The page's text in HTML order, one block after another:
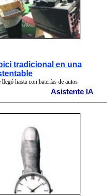
tradicional en una
hasta con baterías de autos
Asistente IA